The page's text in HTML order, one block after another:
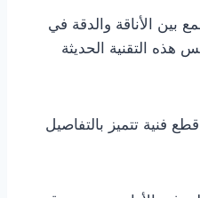
بين الأناقة والدقة في
هذه التقنية الحديثة
فنية تتميز بالتفاصيل